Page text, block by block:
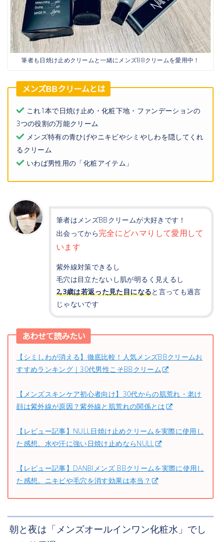
筆者も日焼け止めクリームと一緒にメンズBBクリームを愛用中！
メンズBBクリームとは
これ1本で日焼け止め・化粧下地・ファンデーションの
3つの役割の万能クリーム
メンズ特有の青ひげやニキビやシミやしわを隠してくれ
るクリーム
いわば男性用の「化粧アイテム」
筆者はメンズBBクリームが大好きです！
出会ってから完全にどハマりして愛用して
います
紫外線対策できるし
毛穴は目立たないし肌が明るく見えるし
2,3歳は若返った見た目になると言っても過言
じゃないです
あわせて読みたい
【シミしわが消える】徹底比較！人気メンズBBクリームお
すすめランキング｜30代男性こそBBクリーム
【メンズスキンケア初心者向け】30代からの肌荒れ・老け
顔は紫外線が原因？紫外線と肌荒れの関係とは
【レビュー記事】NULL日焼け止めクリームを実際に使用し
た感想。水や汗に強い日焼け止めならNULL
【レビュー記事】DANBIメンズ BBクリームを実際に使用し
た感想。ニキビや毛穴を消す効果は本当？
朝と夜は「メンズオールインワン化粧水」でし